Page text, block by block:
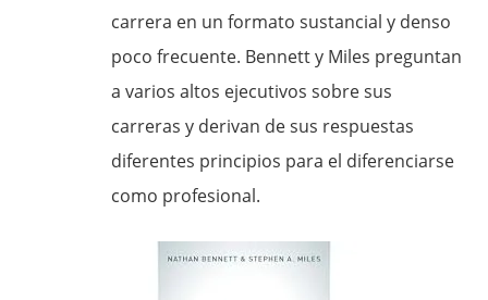
carrera en un formato sustancial y denso
poco frecuente. Bennett y Miles preguntan
a varios altos ejecutivos sobre sus
carreras y derivan de sus respuestas
diferentes principios para el diferenciarse
como profesional.